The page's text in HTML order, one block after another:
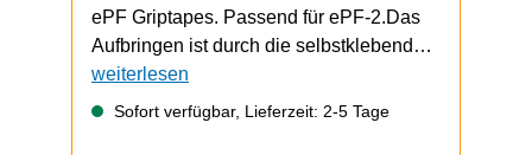
ePF Griptapes. Passend für ePF-2.Das
Aufbringen ist durch die selbstklebende
Unterseite schnell und einfach
durchzuführen.Video zum Griptape-
weiterlesen
Sofort verfügbar, Lieferzeit: 2-5 Tage